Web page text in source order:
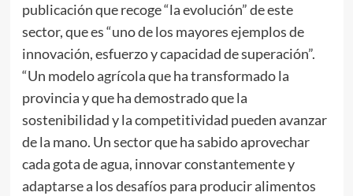
publicación que recoge “la evolución” de este
sector, que es “uno de los mayores ejemplos de
innovación, esfuerzo y capacidad de superación”.
“Un modelo agrícola que ha transformado la
provincia y que ha demostrado que la
sostenibilidad y la competitividad pueden avanzar
de la mano. Un sector que ha sabido aprovechar
cada gota de agua, innovar constantemente y
adaptarse a los desafíos para producir alimentos